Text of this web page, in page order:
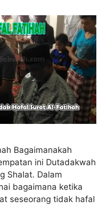
Bagaimanakah
ini Dutadakwah
Shalat. Dalam
bagaimana ketika
seseorang tidak hafal